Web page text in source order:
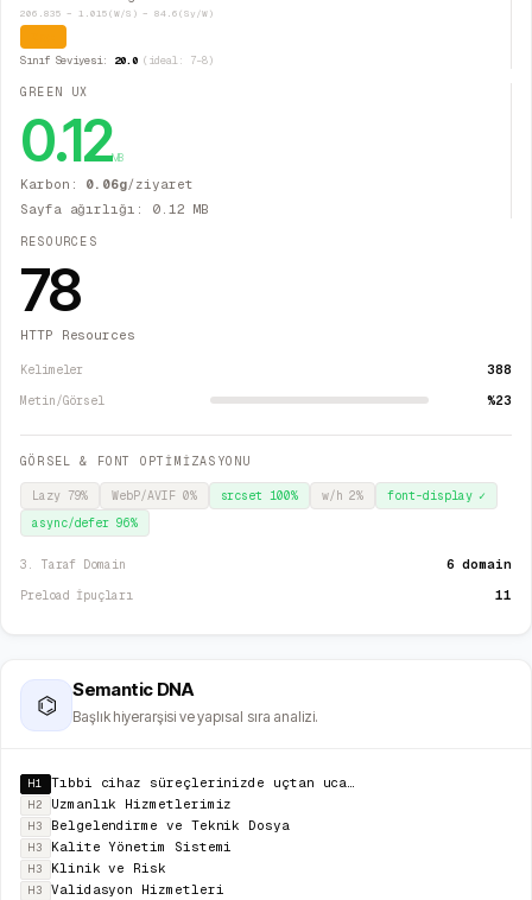
206.835 − 1.015(W/S) − 84.6(Sy/W)
Sınıf Seviyesi: 20.0(ideal: 7–8)
GREEN UX
0.12MB
Karbon: 0.06g/ziyaret
Sayfa ağırlığı: 0.12 MB
RESOURCES
78
HTTP Resources
Kelimeler 388
Metin/Görsel %23
GÖRSEL & FONT OPTİMİZASYONU
Lazy 79% WebP/AVIF 0% srcset100% w/h2% font-display✓
async/defer96%
3. Taraf Domain 6 domain
Preload İpuçları 11
⌬
Semantic DNA
Başlık hiyerarşisi ve yapısal sıra analizi.
H1 Tıbbi cihaz süreçlerinizde uçtan uca uzman danışmanlık
H2 Uzmanlık Hizmetlerimiz
H3 Belgelendirme ve Teknik Dosya
H3 Kalite Yönetim Sistemi
H3 Klinik ve Risk
H3 Validasyon Hizmetleri